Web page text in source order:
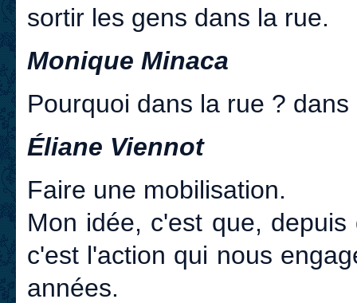
sortir les gens dans la rue.
Monique Minaca
Pourquoi dans la rue ? dans
Éliane Viennot
Faire une mobilisation.
Mon idée, c'est que,
c'est l'action qui nous
années.